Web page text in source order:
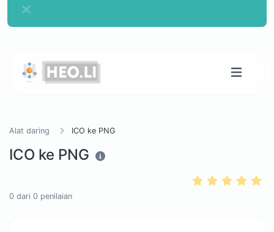
Alat daring ICO ke PNG
ICO ke PNG
0 dari 0 penilaian